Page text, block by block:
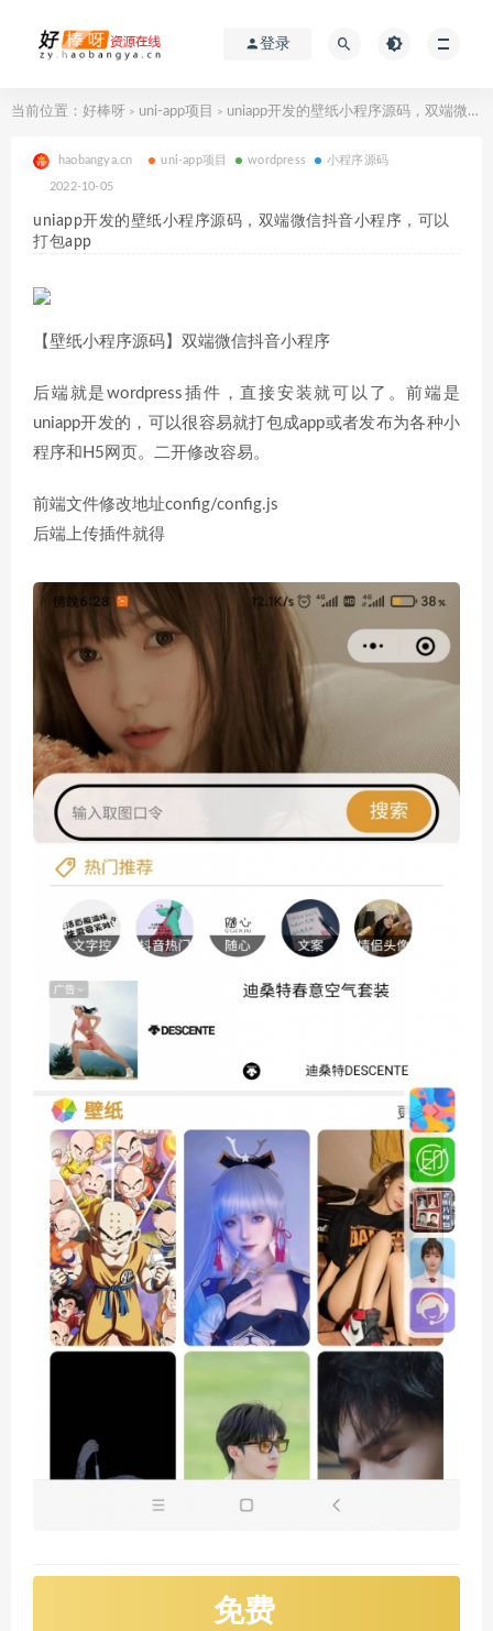
登录
当前位置： 好棒呀 > uni-app项目 > uniapp开发的壁纸小程序源码，双端微信抖音小程序，可以打包app
haobangya.cn uni-app项目 wordpress 小程序源码
2022-10-05
uniapp开发的壁纸小程序源码，双端微信抖音小程序，可以
打包app
【壁纸小程序源码】双端微信抖音小程序
后端就是wordpress插件，直接安装就可以了。前端是
uniapp开发的，可以很容易就打包成app或者发布为各种小
程序和H5网页。二开修改容易。
前端文件修改地址config/config.js
后端上传插件就得
免费